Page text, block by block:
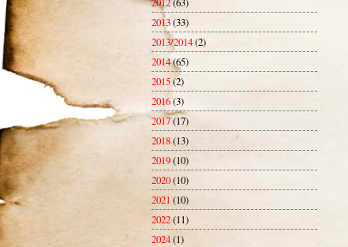
2013(33)
2013/2014(2)
2014(65)
2015(2)
2016(3)
2017(17)
2018(13)
2019(10)
2020(10)
2021 (10)
2022(11)
2024(1)